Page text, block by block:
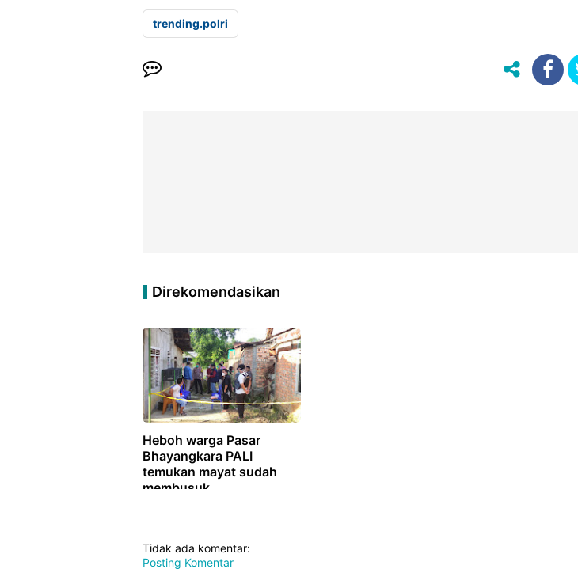
trending.polri
Direkomendasikan
Heboh warga Pasar
Bhayangkara PALI
temukan mayat sudah
membusuk
Tidak ada komentar:
Posting Komentar